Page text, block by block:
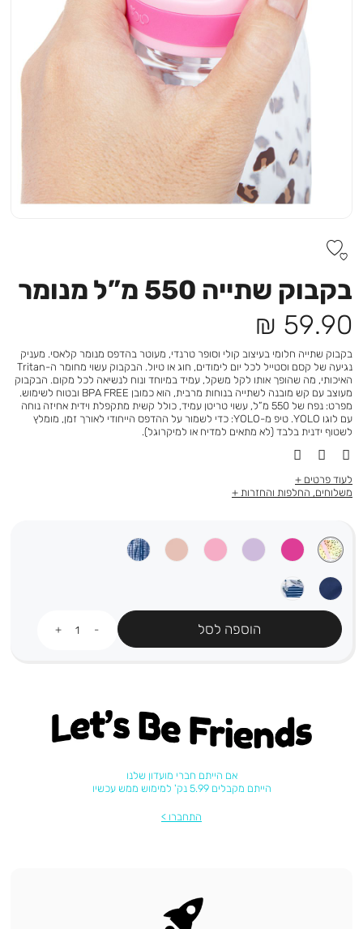
בקבוק שתייה 550 מ”ל מנומר
מחיר
מוצר
59.90 ₪
בקבוק שתייה חלומי בעיצוב קולי וסופר טרנדי, מעוטר בהדפס מנומר קלאסי. מעניק
נגיעה של קסם וסטייל לכל יום לימודים, חוג או טיול. הבקבוק עשוי מחומר ה-Tritan
האיכותי, מה שהופך אותו לקל משקל, עמיד במיוחד ונוח לנשיאה לכל מקום. הבקבוק
מעוצב עם קש מובנה לשתייה בנוחות מרבית, הוא כמובן BPA FREE ובטוח לשימוש.
מפרט: נפח של 550 מ”ל, עשוי טריטן עמיד, כולל קשית מתקפלת וידית אחיזה נוחה
עם לוגו YOLO. טיפ מ-YOLO: כדי לשמור על ההדפס הייחודי לאורך זמן, מומלץ
לשטוף ידנית בלבד (לא מתאים למדיח או למיקרוגל).
לעוד פרטים
משלוחים, החלפות והחזרות
הוספה לסל
Let's be friends
אם הייתם חברי מועדון שלנו
הייתם מקבלים 5.99 נק' למימוש ממש עכשיו
התחברו